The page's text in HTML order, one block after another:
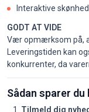
Interaktive
GODT AT VIDE
Vær opmærksom på,
Leveringstiden kan
konkurrenter, da
Sådan sparer du
Tilmeld dig